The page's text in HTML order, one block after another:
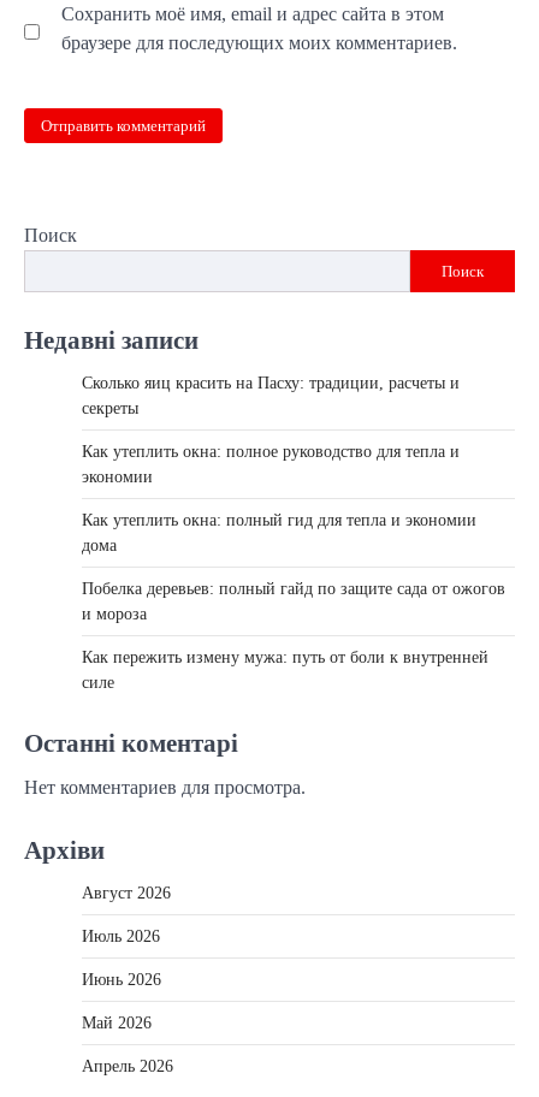
Сохранить моё имя, email и адрес сайта в этом
браузере для последующих моих комментариев.
Поиск
Поиск
Недавні записи
Сколько яиц красить на Пасху: традиции, расчеты и
секреты
Как утеплить окна: полное руководство для тепла и
экономии
Как утеплить окна: полный гид для тепла и экономии
дома
Побелка деревьев: полный гайд по защите сада от ожогов
и мороза
Как пережить измену мужа: путь от боли к внутренней
силе
Останні коментарі
Нет комментариев для просмотра.
Архіви
Август 2026
Июль 2026
Июнь 2026
Май 2026
Апрель 2026